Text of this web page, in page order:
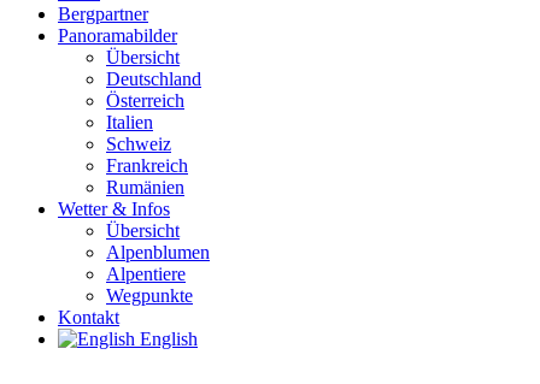
Bergpartner
Panoramabilder
Übersicht
Deutschland
Österreich
Italien
Schweiz
Frankreich
Rumänien
Wetter & Infos
Übersicht
Alpenblumen
Alpentiere
Wegpunkte
Kontakt
English